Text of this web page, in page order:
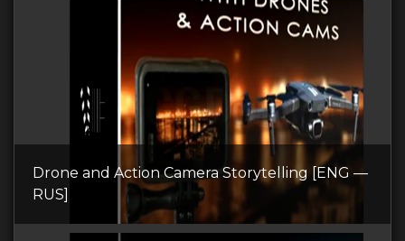
Drone and Action Camera Storytelling [ENG —
RUS]